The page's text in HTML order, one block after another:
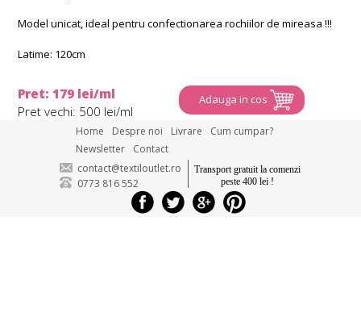
Model unicat, ideal pentru confectionarea rochiilor de mireasa !!!
Latime: 120cm
Pret: 179 lei/ml
Pret vechi: 500 lei/ml
Adauga in cos
Home Despre noi Livrare
Cum cumpar?
Newsletter
Contact
Transport gratuit la comenzi
peste 400 lei !
contact@textiloutlet.ro
0773 816 552